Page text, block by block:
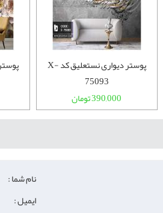
پوستر دیواری نستعلیق کد X-
75093
390,000 تومان
نام شما :
ایمیل :